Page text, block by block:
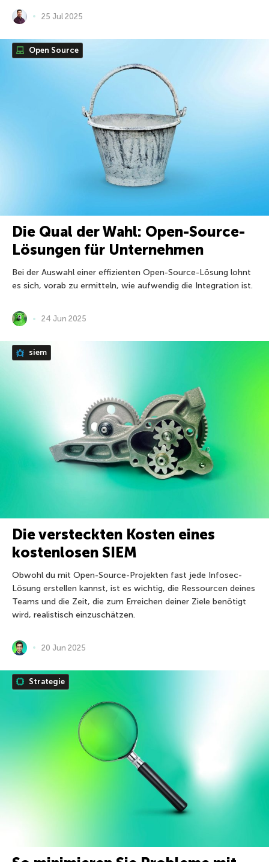
25 Jul 2025
Open Source
Die Qual der Wahl: Open-Source-
Lösungen für Unternehmen
Bei der Auswahl einer effizienten Open-Source-Lösung lohnt
es sich, vorab zu ermitteln, wie aufwendig die Integration ist.
24 Jun 2025
siem
Die versteckten Kosten eines
kostenlosen SIEM
Obwohl du mit Open-Source-Projekten fast jede Infosec-
Lösung erstellen kannst, ist es wichtig, die Ressourcen deines
Teams und die Zeit, die zum Erreichen deiner Ziele benötigt
wird, realistisch einzuschätzen.
20 Jun 2025
Strategie